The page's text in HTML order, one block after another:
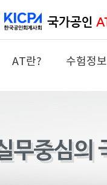
AT란? 수험정보